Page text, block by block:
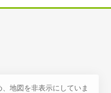
地図を非表示にしていま